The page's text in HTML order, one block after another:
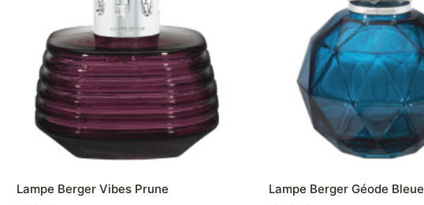
Lampe Berger Vibes Prune
Lampe Berger Géode Bleue